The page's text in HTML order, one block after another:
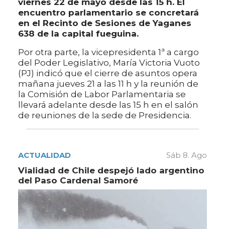
viernes 22 de mayo desde las 15 h. El
encuentro parlamentario se concretará
en el Recinto de Sesiones de Yaganes
638 de la capital fueguina.
Por otra parte, la vicepresidenta 1ª a cargo
del Poder Legislativo, María Victoria Vuoto
(PJ) indicó que el cierre de asuntos opera
mañana jueves 21 a las 11 h y la reunión de
la Comisión de Labor Parlamentaria se
llevará adelante desde las 15 h en el salón
de reuniones de la sede de Presidencia.
ACTUALIDAD Sáb 8. Ago
Vialidad de Chile despejó lado argentino
del Paso Cardenal Samoré